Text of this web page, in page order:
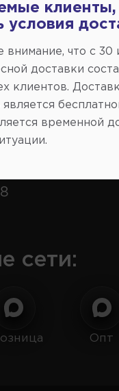
центр:
сети:
Опт
клиенты,
условия
что c 30
доставки
клиентов.
временной